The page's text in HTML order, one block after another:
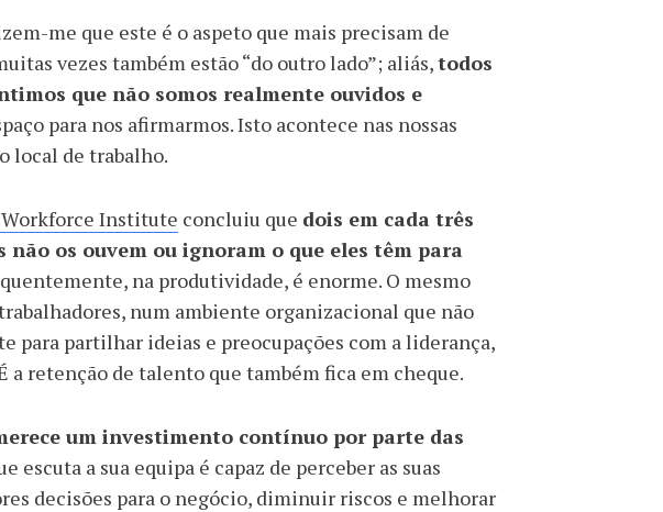
me que este é o aspeto que mais precisam de
vezes também estão “do outro lado”; aliás,todos
que não somos realmente ouvidos e
para nos afirmarmos. Isto acontece nas nossas
local de trabalho.
Workforce Institute concluiu que dois em cada três
os ouvem ou ignoram o que eles têm para
na produtividade, é enorme. O mesmo
num ambiente organizacional que não
para partilhar ideias e preocupações com a liderança,
a retenção de talento que também fica em cheque.
um investimento contínuo por parte das
escuta a sua equipa é capaz de perceber as suas
decisões para o negócio, diminuir riscos e melhorar